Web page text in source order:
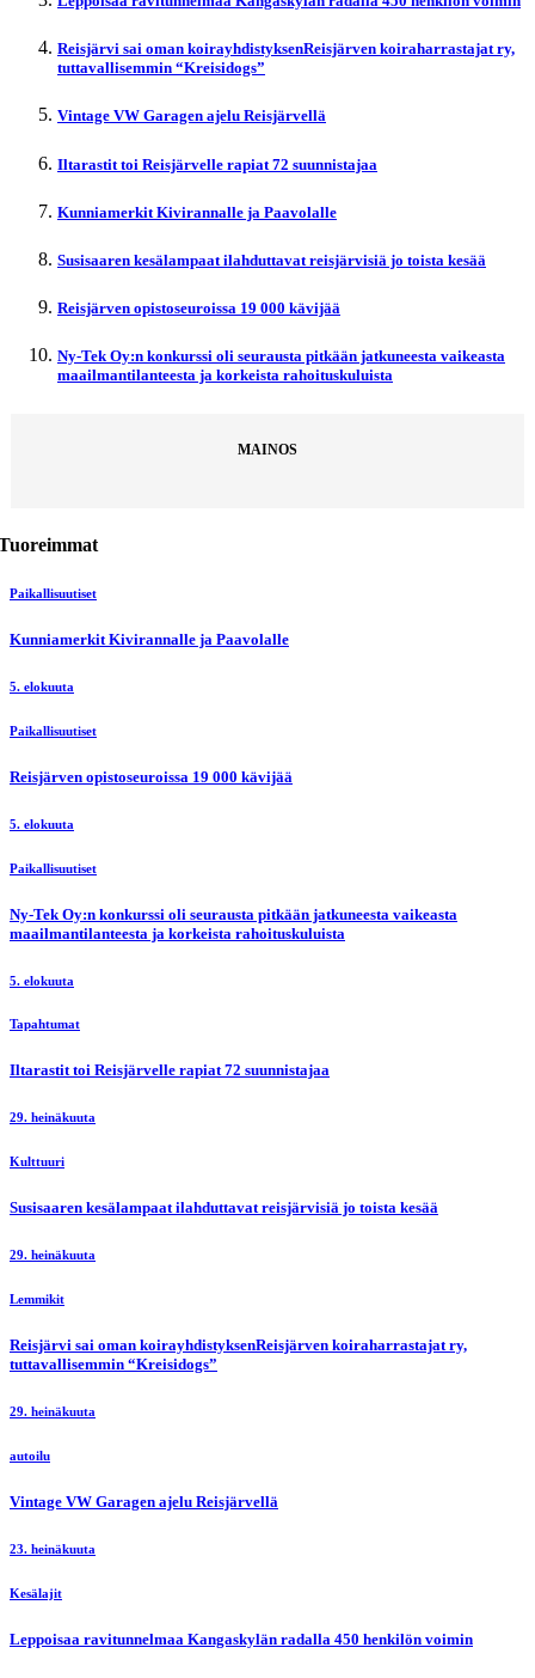
Reisjärvi sai oman koirayhdistyksenReisjärven koiraharrastajat ry,
tuttavallisemmin “Kreisidogs”
Vintage VW Garagen ajelu Reisjärvellä
Iltarastit toi Reisjärvelle rapiat 72 suunnistajaa
Kunniamerkit Kivirannalle ja Paavolalle
Susisaaren kesälampaat ilahduttavat reisjärvisiä jo toista kesää
Reisjärven opistoseuroissa 19 000 kävijää
Ny-Tek Oy:n konkurssi oli seurausta pitkään jatkuneesta vaikeasta
maailmantilanteesta ja korkeista rahoituskuluista
MAINOS
Paikallisuutiset
Kunniamerkit Kivirannalle ja Paavolalle
5. elokuuta
Paikallisuutiset
Reisjärven opistoseuroissa 19 000 kävijää
5. elokuuta
Paikallisuutiset
Ny-Tek Oy:n konkurssi oli seurausta pitkään jatkuneesta vaikeasta
maailmantilanteesta ja korkeista rahoituskuluista
5. elokuuta
Tapahtumat
Iltarastit toi Reisjärvelle rapiat 72 suunnistajaa
29. heinäkuuta
Kulttuuri
Susisaaren kesälampaat ilahduttavat reisjärvisiä jo toista kesää
29. heinäkuuta
Lemmikit
Reisjärvi sai oman koirayhdistyksenReisjärven koiraharrastajat ry,
tuttavallisemmin “Kreisidogs”
29. heinäkuuta
autoilu
Vintage VW Garagen ajelu Reisjärvellä
23. heinäkuuta
Kesälajit
Leppoisaa ravitunnelmaa Kangaskylän radalla 450 henkilön voimin